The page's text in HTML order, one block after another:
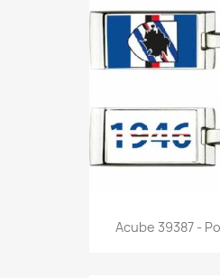

Acube 39387 -